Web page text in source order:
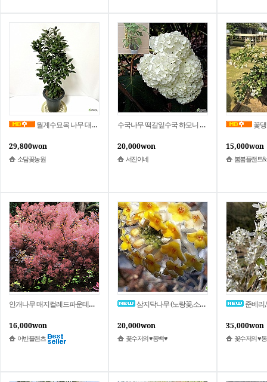
월계수묘목 나무 대형 대품 식용 허브 향기나는 월계수 대품식물
29,800won
소담꽃농원
수국나무 떡갈잎수국 하모니 6치화분.7치화분 개화주
20,000won
서진이네
꽃
15,000won
봄봄플랜트
안개나무 매지컬레드파운테인 5치포트묘 왜성 관상수묘목 고급정원수
16,000won
어반플랜츠
삼지닥나무 (노랑꽃,소품) 3개화분묶음 6-12
20,000won
꽃수저의 ♥동백♥
준베리,발
35,000won
꽃수저의 ♥